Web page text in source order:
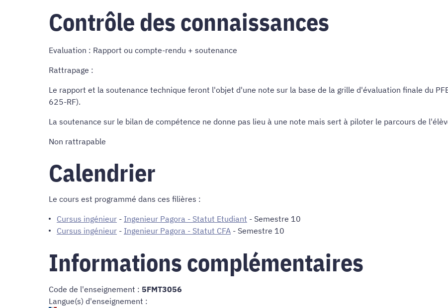
Contrôle des connaissances
Evaluation : Rapport ou compte-rendu + soutenance
Rattrapage :
Le rapport et la soutenance technique feront l'objet d'une note sur la base de la grille d'évaluation finale du
625-RF).
La soutenance sur le bilan de compétence ne donne pas lieu à une note mais sert à piloter le parcours de
Non rattrapable
Calendrier
Le cours est programmé dans ces filières :
Cursus ingénieur - Ingenieur Pagora - Statut Etudiant - Semestre 10
Cursus ingénieur - Ingenieur Pagora - Statut CFA - Semestre 10
Informations complémentaires
Code de l'enseignement : 5FMT3056
Langue(s) d'enseignement :